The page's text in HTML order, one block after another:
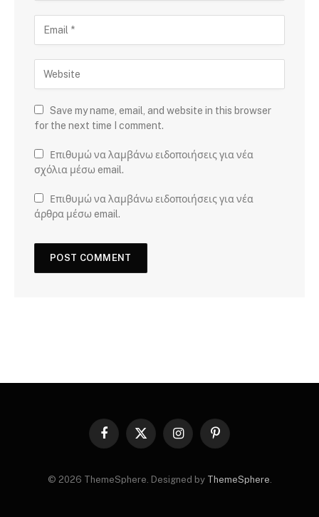
Save my name, email, and website in this browser
for the next time I comment.
Επιθυμώ να λαμβάνω ειδοποιήσεις για νέα
σχόλια μέσω email.
Επιθυμώ να λαμβάνω ειδοποιήσεις για νέα
άρθρα μέσω email.
Facebook
X
InstagramPinterest
© 2026 ThemeSphere. Designed by ThemeSphere.